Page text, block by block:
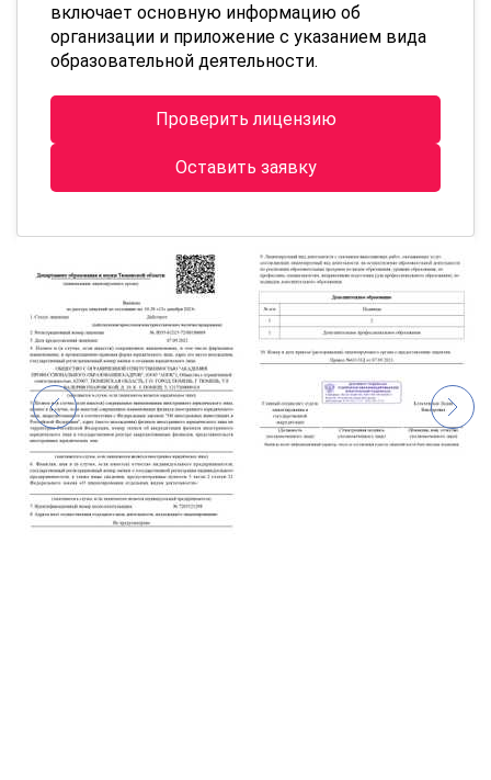
включает основную информацию об
организации и приложение с указанием вида
образовательной деятельности.
Проверить лицензию
Оставить заявку